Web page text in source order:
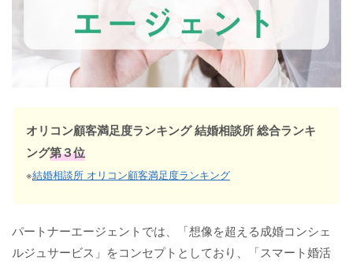
オリコン顧客満足度ランキング 結婚相談所 総合ランキ
ング第３位
※結婚相談所 オリコン顧客満足度ランキング
パートナーエージェントでは、「想像を超える成婚コンシェ
ルジュサービス」をコンセプトとしており、「スマート婚活